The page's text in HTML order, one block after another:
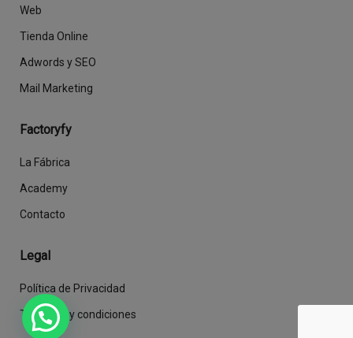
Web
Tienda Online
Adwords y SEO
Mail Marketing
Factoryfy
La Fábrica
Academy
Contacto
Legal
Política de Privacidad
Términos y condiciones